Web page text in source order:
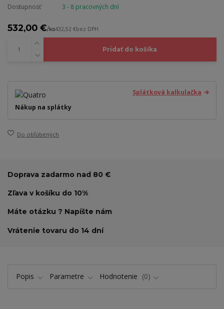
Dostupnosť 3 - 8 pracovných dní
532,00 €/ks432,52 €bez DPH
Pridať do košíka
Splátková kalkulačka
Nákup na splátky
Do obľúbených
Doprava zadarmo nad 80 €
Zľava v košíku do 10%
Máte otázku ? Napíšte nám
Vrátenie tovaru do 14 dní
Popis Parametre Hodnotenie 0